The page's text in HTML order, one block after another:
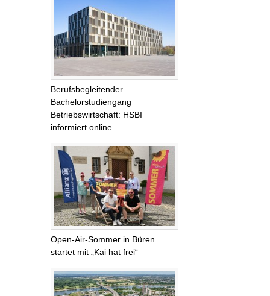
Berufsbegleitender
Bachelorstudiengang
Betriebswirtschaft: HSBI
informiert online
Open-Air-Sommer in Büren
startet mit „Kai hat frei“